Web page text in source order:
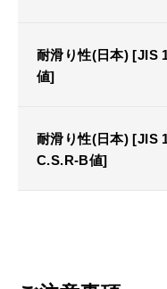
耐滑り性(日本) [JIS
値]
耐滑り性(日本) [JIS
C.S.R-B値]